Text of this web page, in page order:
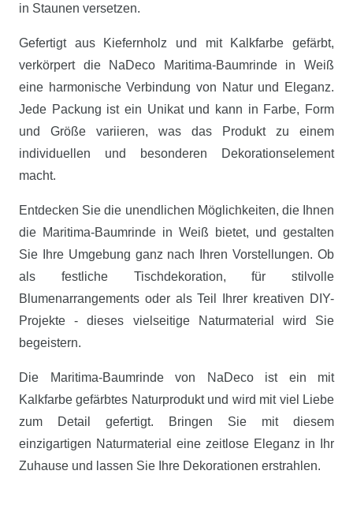
in Staunen versetzen.
Gefertigt aus Kiefernholz und mit Kalkfarbe gefärbt,
verkörpert die NaDeco Maritima-Baumrinde in Weiß
eine harmonische Verbindung von Natur und Eleganz.
Jede Packung ist ein Unikat und kann in Farbe, Form
und Größe variieren, was das Produkt zu einem
individuellen und besonderen Dekorationselement
macht.
Entdecken Sie die unendlichen Möglichkeiten, die Ihnen
die Maritima-Baumrinde in Weiß bietet, und gestalten
Sie Ihre Umgebung ganz nach Ihren Vorstellungen. Ob
als festliche Tischdekoration, für stilvolle
Blumenarrangements oder als Teil Ihrer kreativen DIY-
Projekte - dieses vielseitige Naturmaterial wird Sie
begeistern.
Die Maritima-Baumrinde von NaDeco ist ein mit
Kalkfarbe gefärbtes Naturprodukt und wird mit viel Liebe
zum Detail gefertigt. Bringen Sie mit diesem
einzigartigen Naturmaterial eine zeitlose Eleganz in Ihr
Zuhause und lassen Sie Ihre Dekorationen erstrahlen.